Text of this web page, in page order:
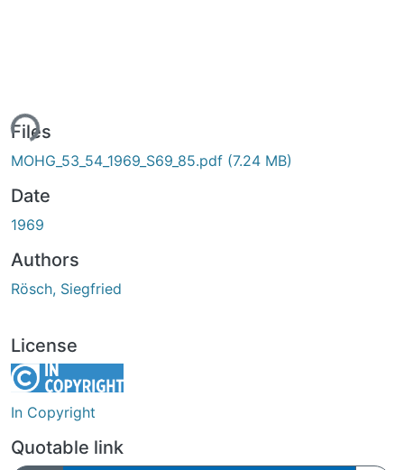
Files
MOHG_53_54_1969_S69_85.pdf (7.24 MB)
Date
1969
Authors
Rösch, Siegfried
License
In Copyright
Quotable link